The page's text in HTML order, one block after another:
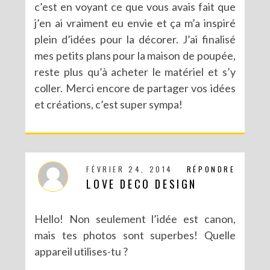
c’est en voyant ce que vous avais fait que
j’en ai vraiment eu envie et ça m’a inspiré
plein d’idées pour la décorer. J’ai finalisé
mes petits plans pour la maison de poupée,
reste plus qu’à acheter le matériel et s’y
coller. Merci encore de partager vos idées
et créations, c’est super sympa!
RÉPONDRE
FÉVRIER 24, 2014
LOVE DECO DESIGN
Hello! Non seulement l’idée est canon,
mais tes photos sont superbes! Quelle
appareil utilises-tu ?